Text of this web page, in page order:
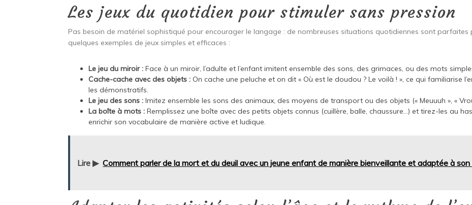
Les jeux du quotidien pour stimuler sans pression
Pas besoin de matériel sophistiqué pour encourager le langage : de nombreuses situations quotidiennes sont parfaites
quelques exemples de jeux simples et efficaces :
Le jeu du miroir : Face à un miroir, l’adulte et l’enfant imitent ensemble des sons, des grimaces, ou des mots
Cache-cache avec des objets : On cache une peluche et on dit « Où est le doudou ? Le voilà ! », ce qui familiarise
les démonstratifs.
Le jeu des sons : Imitez ensemble les sons des animaux, des moyens de transport ou des objets (« Meuuuh », «
La boîte à mots : Remplissez une boîte avec des petits objets connus (cuillère, balle, chaussure…) et tirez-les au
enrichir son vocabulaire de manière active et ludique.
Lire ▶ Comment parler de la mort et du deuil avec un jeune enfant de manière bienveillante et adaptée à son